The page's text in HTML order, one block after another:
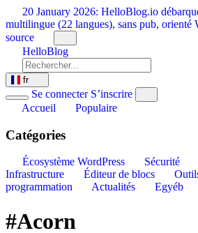
Aller
au
contenu
20 January 2026: HelloBlog.io
multilingue (22 langues), sans pub, orienté
source
HelloBlog
fr
Se connecter S’inscrire
Accueil
Populaire
Catégories
Écosystème WordPress Sécurité
Infrastructure
Éditeur de blocs
programmation
Actualités Egyéb
#Acorn